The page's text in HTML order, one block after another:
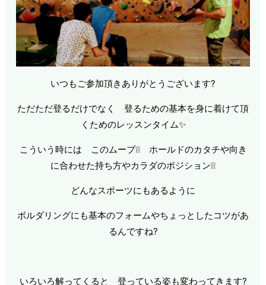
いつもご参加頂きありがとうございます?
ただただ登るだけでなく 登るための基本を身に着けて頂
くためのレッスンタイム✨
こういう時には このムーブ❕❕ ホールドのカタチや向き
に合わせた持ち方やカラダのポジション❕❕
どんなスポーツにもあるように
ボルダリングにも基本のフォームやちょっとしたコツがあ
るんですね?
いろいろ解ってくると 登っている姿も変わってきます?